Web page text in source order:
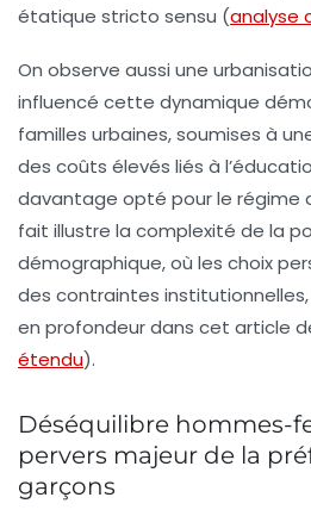
étatique stricto sensu (analyse
On observe aussi une
influencé cette dynamique
familles urbaines, soumises à
des coûts élevés liés à
davantage opté pour le régime
fait illustre la complexité de la
démographique, où les choix
des contraintes
en profondeur dans cet article
étendu).
Déséquilibre hommes-
pervers majeur de la
garçons